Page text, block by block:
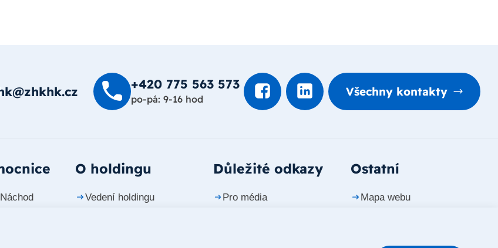
+420 775 563 573
po-pá: 9-16 hod
Všechny kontakty
O holdingu
Vedení holdingu
Důležité odkazy
Pro média
Ostatní
Mapa webu
Whistleblowing